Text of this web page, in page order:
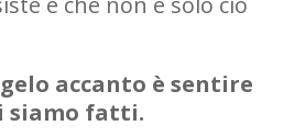
accanto è sentire
siamo fatti.